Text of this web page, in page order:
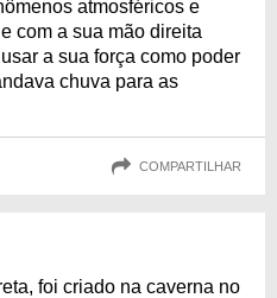
atmosféricos e
com a sua mão direita
a sua força como poder
chuva para as
COMPARTILHAR
foi criado na caverna no